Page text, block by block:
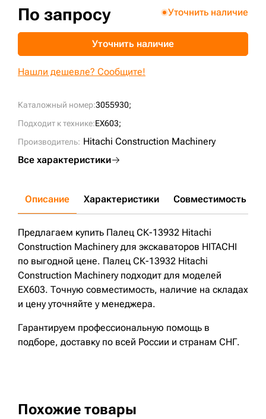
Каталожный номер:3055930;
Подходит к технике:EX603;
Производитель: Hitachi Construction Machinery
Все характеристики
По запросу Уточнить наличие
Уточнить наличие
Нашли дешевле? Сообщите!
Описание Характеристики Совместимость
Предлагаем купить Палец СК-13932 Hitachi
Construction Machinery для экскаваторов HITACHI
по выгодной цене. Палец СК-13932 Hitachi
Construction Machinery подходит для моделей
EX603. Точную совместимость, наличие на складах
и цену уточняйте у менеджера.
Гарантируем профессиональную помощь в
подборе, доставку по всей России и странам СНГ.
Похожие товары